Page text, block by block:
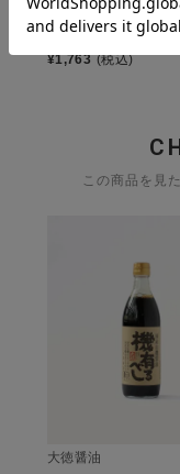
国産有機醤油 機有
るべし900ml
¥1,763 (税込)
この商品を見
大徳醤油